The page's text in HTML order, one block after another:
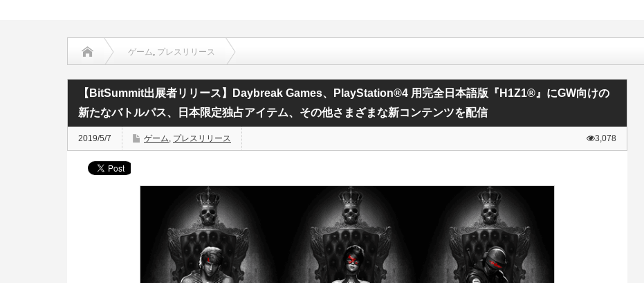
ゲーム, プレスリリース
【BitSummit出展者リリース】Daybreak Games、PlayStation®4 用完全日本語版『H1Z1®』にGW向けの新たなバトルパス、日本限定独占アイテム、
【BitSummit出展者リリース】Daybreak Games、PlayStation®4 用完全日本語版『H1Z1®』にGW向けの
新たなバトルパス、日本限定独占アイテム、その他さまざまな新コンテンツを配信
2019/5/7 ゲーム, プレスリリース 3,078